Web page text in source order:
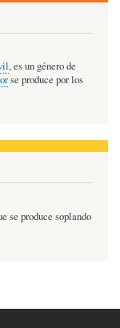
, es un género de
se produce por los
se produce soplando